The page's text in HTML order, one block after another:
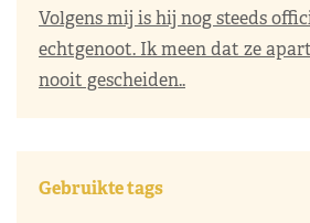
Volgens mij is hij nog steeds
echtgenoot. Ik meen dat ze
nooit gescheiden..
Gebruikte tags